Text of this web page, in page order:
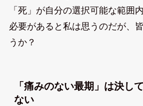
「死」が自分の選択可能な範囲
必要があると私は思うのだが、
うか？
「痛みのない最期」は決し
ない